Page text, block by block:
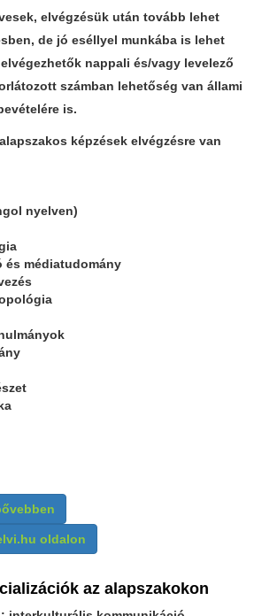
elvégzésük után tovább lehet
de jó eséllyel munkába is lehet
nappali és/vagy levelező
számban lehetőség van állami
is.
képzések elvégzésre van
nyelven)
és médiatudomány
oldalon
az alapszakokon